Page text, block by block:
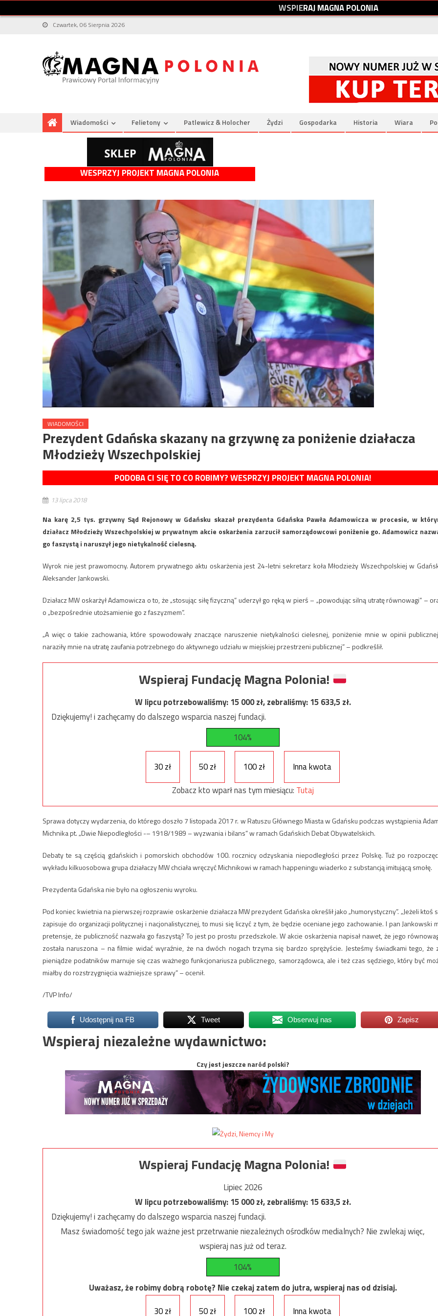
WSPIERAJMAGNAPOLONIA
Czwartek, 06 Sierpnia 2026
Wiadomości Felietony Patlewicz & Holocher Żydzi Gospodarka Historia Wiara
WESPRZYJ PROJEKT MAGNA POLONIA
WIADOMOŚCI
Prezydent Gdańska skazany na grzywnę za poniżenie działacza
Młodzieży Wszechpolskiej
PODOBA CI SIĘ TO CO ROBIMY? WESPRZYJ PROJEKT MAGNA POLONIA!
13 lipca 2018
Na karę 2,5 tys. grzywny Sąd Rejonowy w Gdańsku skazał prezydenta Gdańska Pawła Adamowicza w procesie, w
działacz Młodzieży Wszechpolskiej w prywatnym akcie oskarżenia zarzucił samorządowcowi poniżenie go. Adamowicz
go faszystą i naruszył jego nietykalność cielesną.
Wyrok nie jest prawomocny. Autorem prywatnego aktu oskarżenia jest 24-letni sekretarz koła Młodzieży Wszechpolskiej w
Aleksander Jankowski.
Działacz MW oskarżył Adamowicza o to, że „stosując siłę fizyczną” uderzył go ręką w pierś – „powodując silną utratę równowagi” –
o „bezpośrednie utożsamienie go z faszyzmem”.
„A więc o takie zachowania, które spowodowały znaczące naruszenie nietykalności cielesnej, poniżenie mnie w opinii
naraziły mnie na utratę zaufania potrzebnego do aktywnego udziału w miejskiej przestrzeni publicznej” – podkreślił.
Wspieraj Fundację Magna Polonia!
W lipcu potrzebowaliśmy:15 000zł, zebraliśmy:15 633,5zł.
Dziękujemy! i zachęcamy do dalszego wsparcia naszej fundacji.
104%
30 zł 50 zł 100 zł
Inna kwota
Zobacz kto wparł nas tym miesiącu: Tutaj
Sprawa dotyczy wydarzenia, do którego doszło 7 listopada 2017 r. w Ratuszu Głównego Miasta w Gdańsku podczas wystąpienia
Michnika pt. „Dwie Niepodległości -– 1918/1989 – wyzwania i bilans” w ramach Gdańskich Debat Obywatelskich.
Debaty te są częścią gdańskich i pomorskich obchodów 100. rocznicy odzyskania niepodległości przez Polskę. Tuż po
wykładu kilkuosobowa grupa działaczy MW chciała wręczyć Michnikowi w ramach happeningu wiaderko z substancją imitującą smołę.
Prezydenta Gdańska nie było na ogłoszeniu wyroku.
Pod koniec kwietnia na pierwszej rozprawie oskarżenie działacza MW prezydent Gdańska określił jako „humorystyczny”. „Jeżeli ktoś
zapisuje do organizacji politycznej i nacjonalistycznej, to musi się liczyć z tym, że będzie oceniane jego zachowanie. I pan Jankowski
pretensje, że publiczność nazwała go faszystą? To jest po prostu przedszkole. W akcie oskarżenia napisał nawet, że jego
została naruszona – na filmie widać wyraźnie, że na dwóch nogach trzyma się bardzo sprężyście. Jesteśmy świadkami tego, że
pieniądze podatników marnuje się czas ważnego funkcjonariusza publicznego, samorządowca, ale i też czas sędziego, który być
miałby do rozstrzygnięcia ważniejsze sprawy” – ocenił.
/TVP Info/
Udostępnij na FB Tweet Obserwuj nas Zapisz
Wspieraj niezależne wydawnictwo:
Czy jest jeszcze naród polski?
Wspieraj Fundację Magna Polonia!
Lipiec 2026
W lipcu potrzebowaliśmy:15 000zł, zebraliśmy:15 633,5zł.
Dziękujemy! i zachęcamy do dalszego wsparcia naszej fundacji.
Masz świadomość tego jak ważne jest przetrwanie niezależnych ośrodków medialnych? Nie zwlekaj więc,
wspieraj nas już od teraz.
104%
Uważasz, że robimy dobrą robotę? Nie czekaj zatem do jutra, wspieraj nas od dzisiaj.
30 zł
50 zł 100 zł Inna kwota